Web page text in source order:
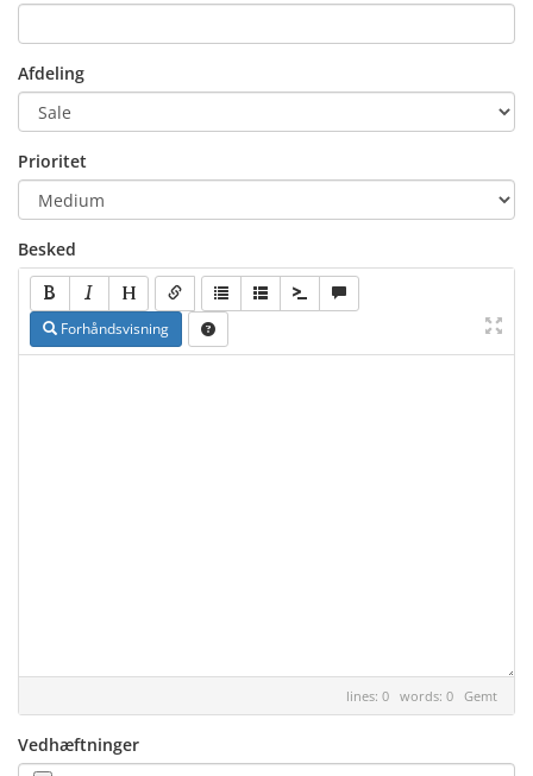
Afdeling
Prioritet
Besked
Forhåndsvisning
lines: 0 words: 0 Gemt
Vedhæftninger